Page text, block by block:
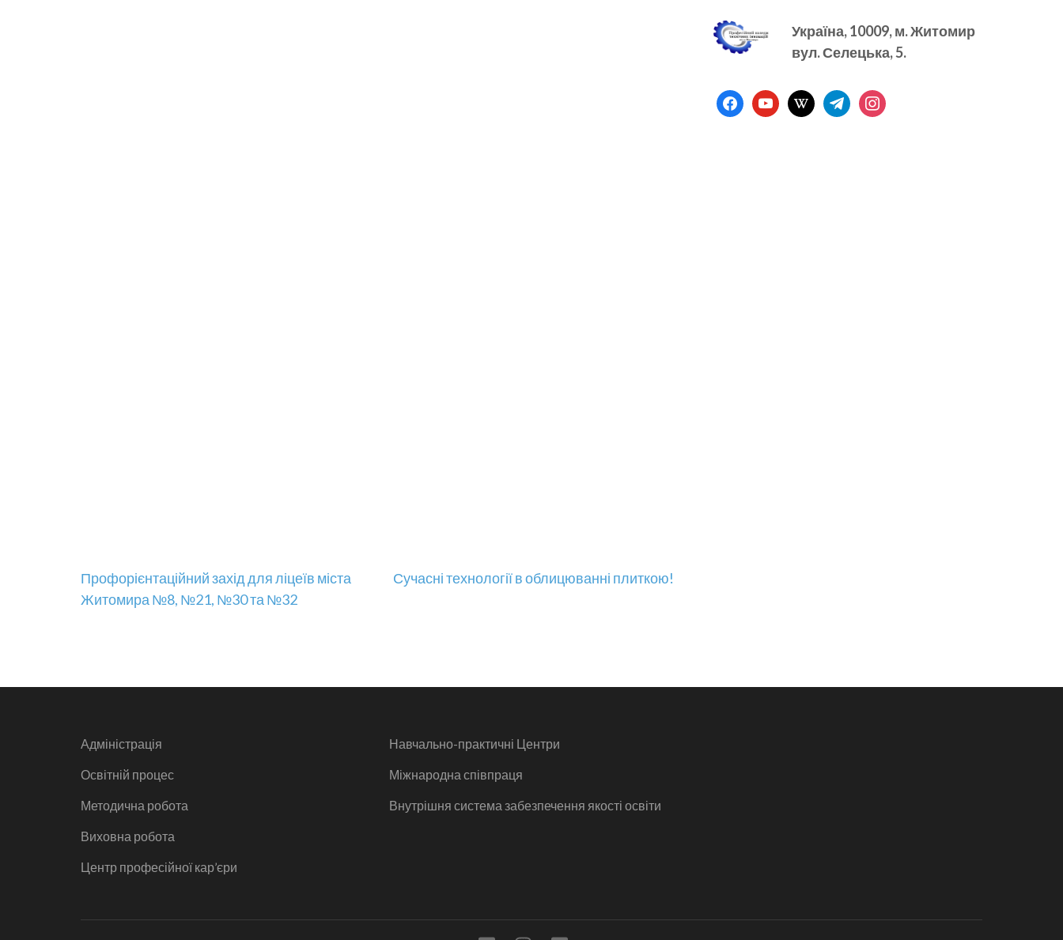
Навігація
записів
Профорієнтаційний захід для ліцеїв міста
Житомира №8, №21, №30 та №32
Сучасні технології в облицюванні плиткою!
Україна, 10009, м.Житомир
вул. Селецька, 5.
facebookyoutubewikipediatelegraminstagram
Адміністрація
Освітній процес
Методична робота
Виховна робота
Центр професійної кар’єри
Навчально-практичні Центри
Міжнародна співпраця
Внутрішня система забезпечення якості освіти